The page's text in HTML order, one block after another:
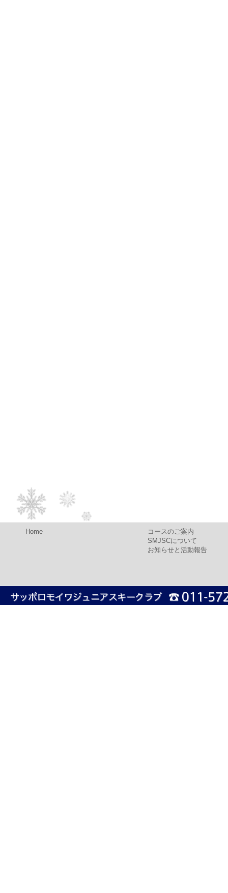
Home
コースのご案内
SMJSCについて
お知らせと活動報告